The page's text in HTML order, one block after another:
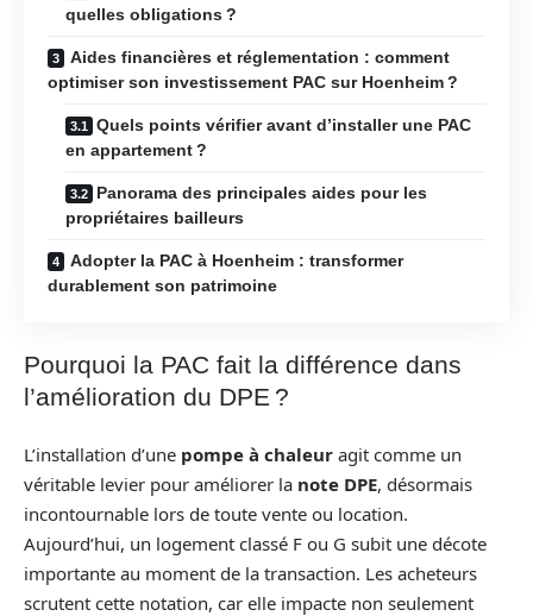
quelles obligations ?
Aides financières et réglementation : comment
optimiser son investissement PAC sur Hoenheim ?
Quels points vérifier avant d’installer une PAC
en appartement ?
Panorama des principales aides pour les
propriétaires bailleurs
Adopter la PAC à Hoenheim : transformer
durablement son patrimoine
Pourquoi la PAC fait la différence dans
l’amélioration du DPE ?
L’installation d’une pompe à chaleur agit comme un
véritable levier pour améliorer la note DPE, désormais
incontournable lors de toute vente ou location.
Aujourd’hui, un logement classé F ou G subit une décote
importante au moment de la transaction. Les acheteurs
scrutent cette notation, car elle impacte non seulement